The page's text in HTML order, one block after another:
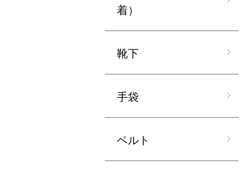
着）
靴下
手袋
ベルト